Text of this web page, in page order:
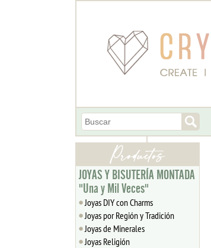
JOYAS Y BISUTERÍA MONTADA
"Una y Mil Veces"
Joyas DIY con Charms
Joyas por Región y Tradición
Joyas de Minerales
Joyas Religión